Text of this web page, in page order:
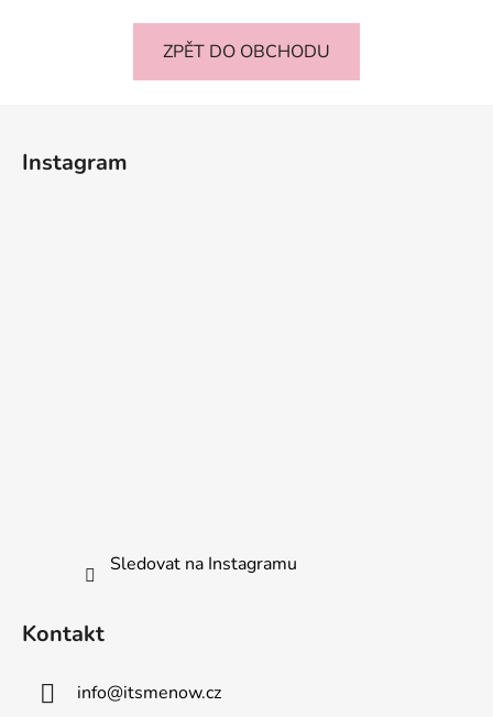
ZPĚT DO OBCHODU
Instagram
Sledovat na Instagramu
Kontakt
info@itsmenow.cz